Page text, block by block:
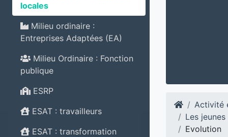
locales
Milieu ordinaire :
Entreprises Adaptées (EA)
Milieu Ordinaire : Fonction
publique
ESRP
ESAT : travailleurs
ESAT : transformation
Activité
Les
Evolution